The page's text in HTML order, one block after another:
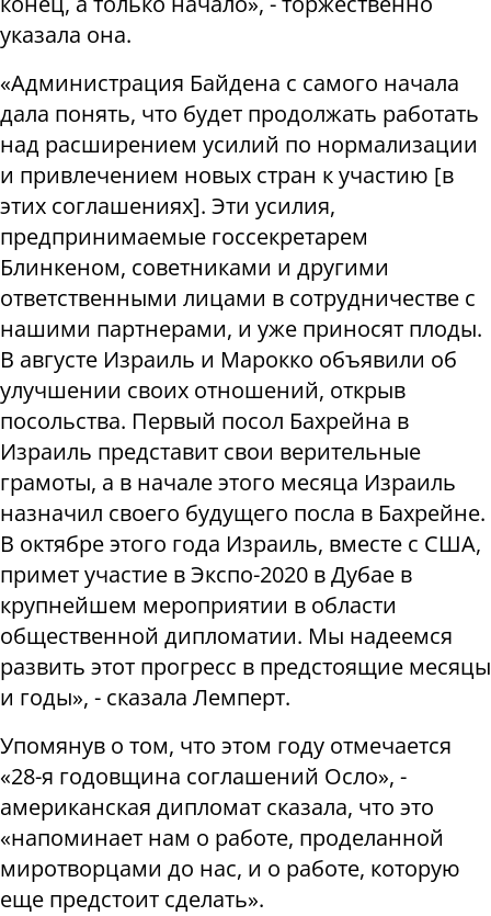
указала она.
«Администрация Байдена с самого начала
дала понять, что будет продолжать работать
над расширением усилий по нормализации
и привлечением новых стран к участию [в
этих соглашениях]. Эти усилия,
предпринимаемые госсекретарем
Блинкеном, советниками и другими
ответственными лицами в сотрудничестве с
нашими партнерами, и уже приносят плоды.
В августе Израиль и Марокко объявили об
улучшении своих отношений, открыв
посольства. Первый посол Бахрейна в
Израиль представит свои верительные
грамоты, а в начале этого месяца Израиль
назначил своего будущего посла в Бахрейне.
В октябре этого года Израиль, вместе с США,
примет участие в Экспо-2020 в Дубае в
крупнейшем мероприятии в области
общественной дипломатии. Мы надеемся
развить этот прогресс в предстоящие месяцы
и годы», - сказала Лемперт.
Упомянув о том, что этом году отмечается
«28-я годовщина соглашений Осло», -
американская дипломат сказала, что это
«напоминает нам о работе, проделанной
миротворцами до нас, и о работе, которую
еще предстоит сделать».